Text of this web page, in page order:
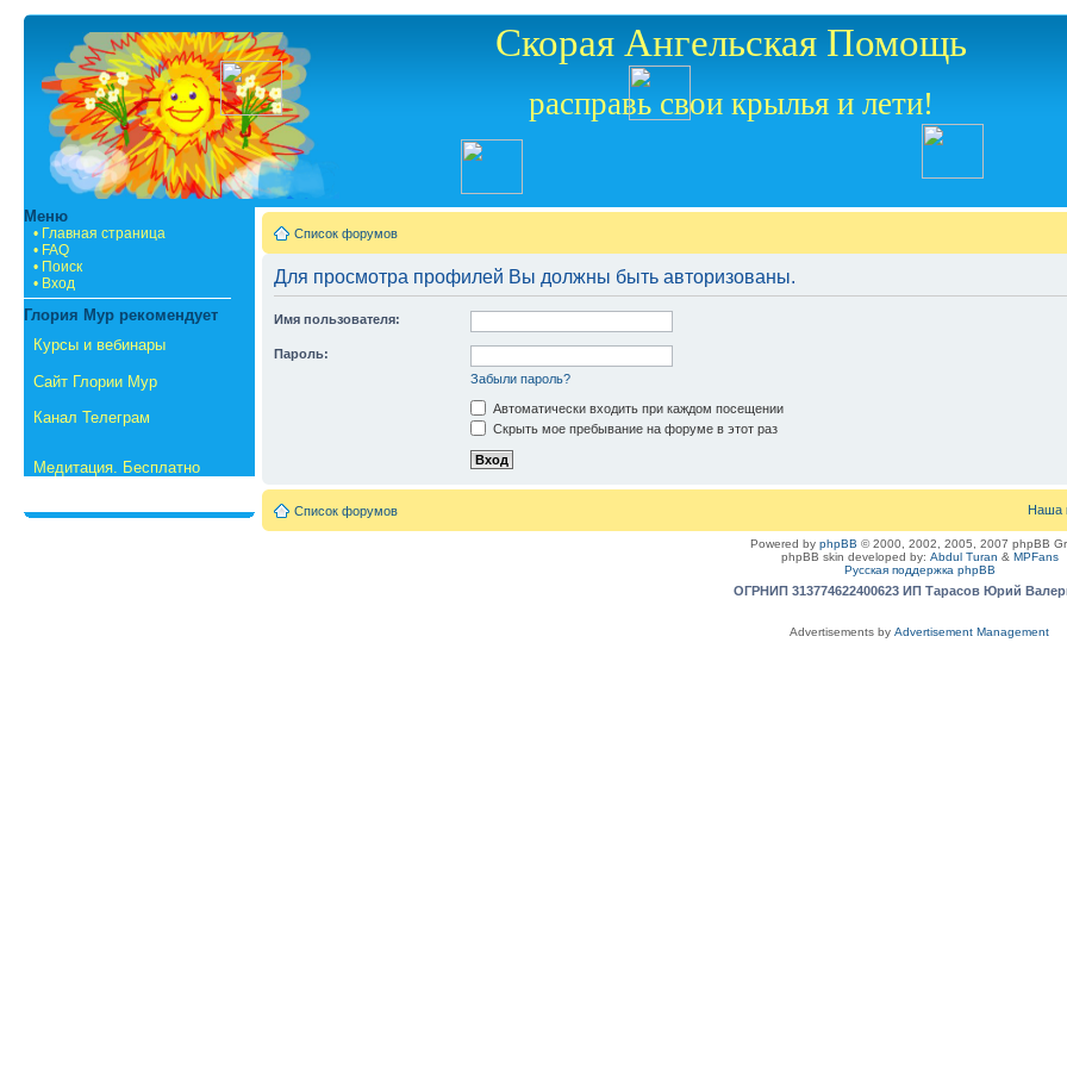
Скорая Ангельская Помощь
расправь свои крылья и лети!
Меню
• Главная страница
• FAQ
• Поиск
• Вход
Глория Мур рекомендует
Курсы и вебинары
Сайт Глории Мур
Канал Телеграм
Медитация. Бесплатно
Список форумов
Для просмотра профилей Вы должны быть авторизованы.
Имя пользователя:
Пароль:
Забыли пароль?
Автоматически входить при каждом посещении
Скрыть мое пребывание на форуме в этот раз
Список форумов Наша
Powered by phpBB © 2000, 2002, 2005, 2007 phpBB
phpBB skin developed by: Abdul Turan & MPFans
Русская поддержка phpBB
ОГРНИП 313774622400623 ИП Тарасов Юрий
Advertisements by Advertisement Management